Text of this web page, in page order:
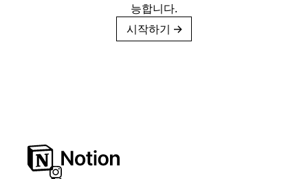
능합니다.
시작하기 →